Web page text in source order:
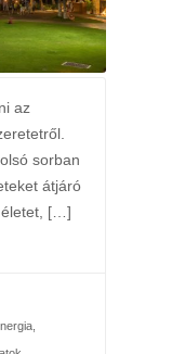
az
sorban
átjáró
életet, […]
,